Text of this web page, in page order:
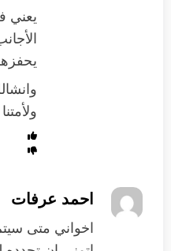
يعني
احمد عرفات
اخواني متى